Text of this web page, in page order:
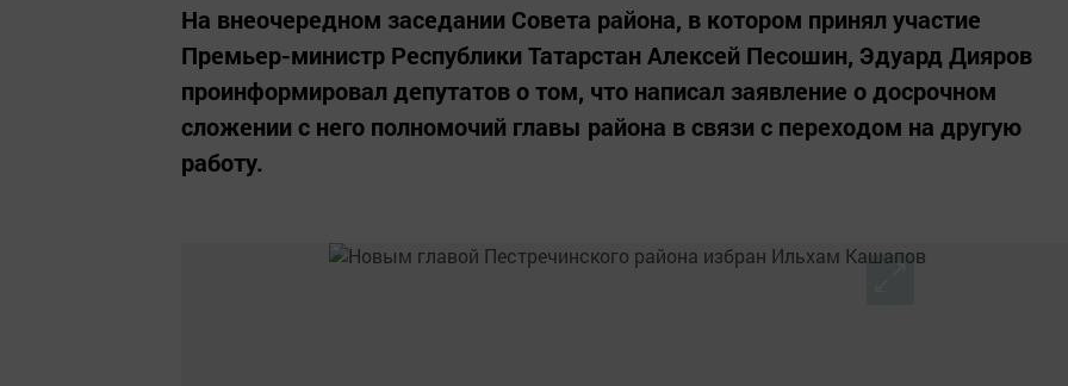
На внеочередном заседании Совета района, в котором принял участие
Премьер-министр Республики Татарстан Алексей Песошин, Эдуард Дияров
проинформировал депутатов о том, что написал заявление о досрочном
сложении с него полномочий главы района в связи с переходом на другую
работу.